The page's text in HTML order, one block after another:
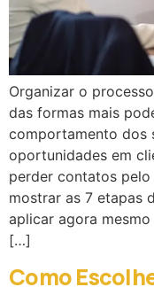
Organizar o
das formas mais
comportamento dos
oportunidades em
perder contatos
mostrar as 7 etapas
aplicar agora
[…]
Como